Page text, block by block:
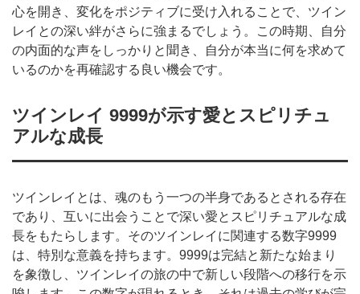
心を開き、変化をポジティブに受け入れることで、ツイン
レイとの深い絆がさらに強まるでしょう。この時期、自分
の内面的な声をしっかりと聞き、自分が本当に何を求めて
いるのかを再確認する良い機会です。
ツインレイ 9999が示す愛とスピリチュ
アルな成長
ツインレイとは、魂のもう一つの半身であるとされる存在
であり、互いに出会うことで深い愛とスピリチュアルな成
長をもたらします。そのツインレイに関連する数字9999
は、特別な意義を持ちます。9999は完結と新たな始まり
を象徴し、ツインレイの旅の中で新しい段階への移行を示